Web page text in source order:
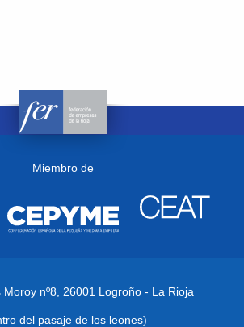
Miembro de
nº8, 26001 Logroño - La Rioja
del pasaje de los leones)